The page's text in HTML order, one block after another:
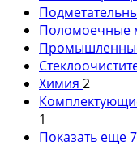
Поломоечные
Химия 2
1
Показать еще